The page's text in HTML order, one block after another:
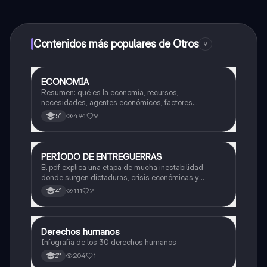
a determinadas funciones.
Contenidos más populares de Otros 9
Otros
ECONOMÍA
Resumen: qué es la economía, recursos,
necesidades, agentes económicos, factores
productivos, oferta y demanda
5° 494 9
Historia
PERÍODO DE ENTREGUERRAS
El pdf explica una etapa de mucha inestabilidad
donde surgen dictaduras, crisis económicas y
tensiones que terminan provocando una guerra a nivel
mundial. También analiza los cambios políticos y
sociales que ocurrieron en ese tiempo.
4° 111 2
Otros
Derechos humanos
Infografía de los 30 derechos humanos
2° 204 1